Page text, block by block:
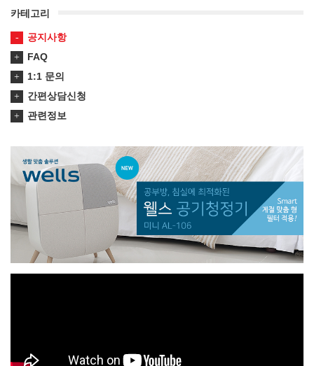
카테고리
공지사항
FAQ
1:1 문의
간편상담신청
관련정보